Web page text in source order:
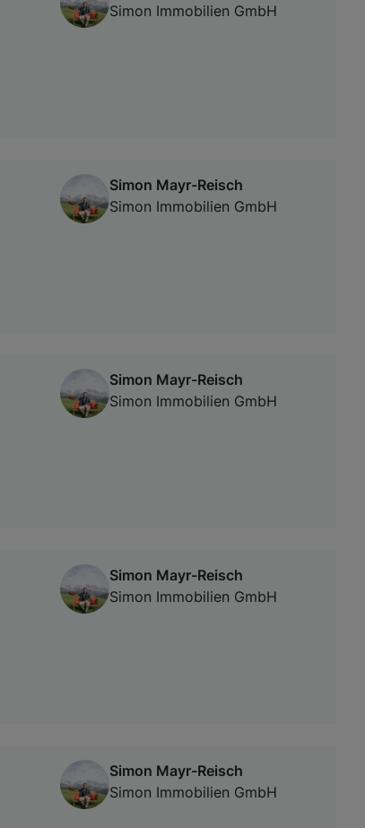
Simon Immobilien GmbH
Simon Mayr-Reisch
Simon Immobilien GmbH
Simon Mayr-Reisch
Simon Immobilien GmbH
Simon Mayr-Reisch
Simon Immobilien GmbH
Simon Mayr-Reisch
Simon Immobilien GmbH